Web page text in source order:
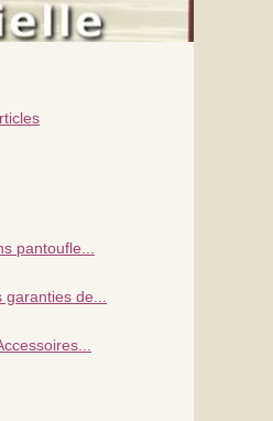
pantoufle...
de...